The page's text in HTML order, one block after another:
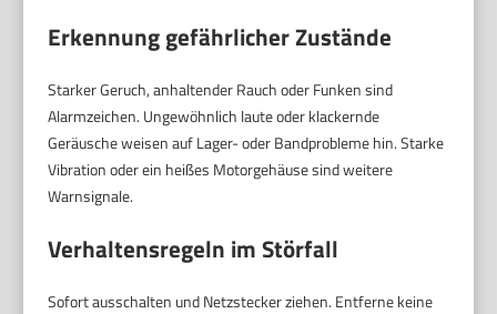
Erkennung gefährlicher Zustände
Starker Geruch, anhaltender Rauch oder Funken sind
Alarmzeichen. Ungewöhnlich laute oder klackernde
Geräusche weisen auf Lager- oder Bandprobleme hin. Starke
Vibration oder ein heißes Motorgehäuse sind weitere
Warnsignale.
Verhaltensregeln im Störfall
Sofort ausschalten und Netzstecker ziehen. Entferne keine